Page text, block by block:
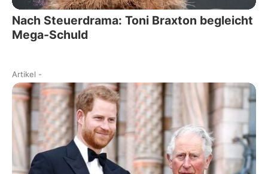
Nach Steuerdrama: Toni Braxton begleicht
Mega-Schuld
Artikel -